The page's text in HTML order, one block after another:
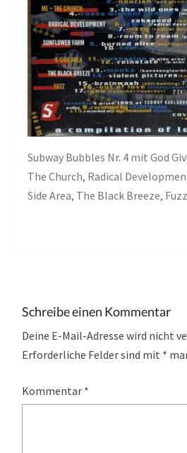
Subway Bubbles Nr. 4 mit God
The Church, Radical
Side Area, The Black Breeze,
Schreibe einen Kommentar
Deine E-Mail-Adresse wird nicht
Erforderliche Felder sind mit *
Kommentar *